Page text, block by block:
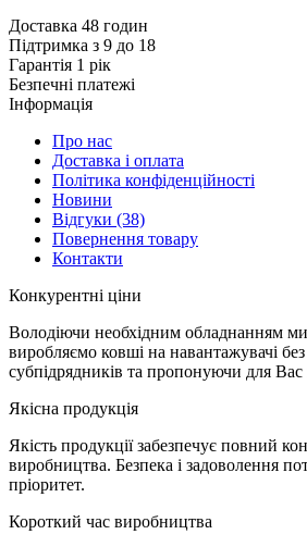
Доставка 48 годин
Підтримка з 9 до 18
Гарантія 1 рік
Безпечні платежі
Інформація
Про нас
Доставка і оплата
Політика конфіденційності
Новини
Відгуки (38)
Повернення товару
Контакти
Конкурентні ціни
Володіючи необхідним обладнанням
виробляємо ковші на навантажувачі
субпідрядників та пропонуючи для
Якісна продукція
Якість продукції забезпечує повний
виробництва. Безпека і задоволення
пріоритет.
Короткий час виробництва